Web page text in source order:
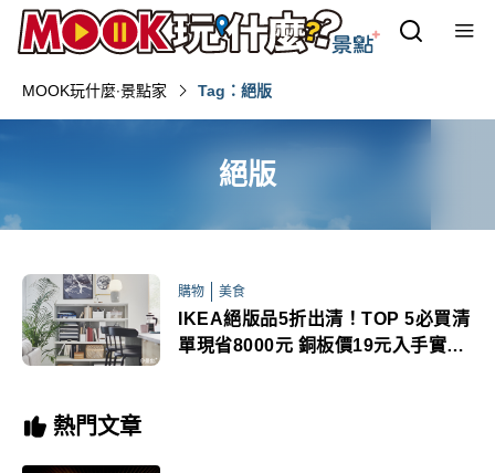
MOOK玩什麼‧景點家 Tag：絕版
絕版
購物 美食
IKEA絕版品5折出清！TOP 5必買清
單現省8000元 銅板價19元入手實用
熱門文章